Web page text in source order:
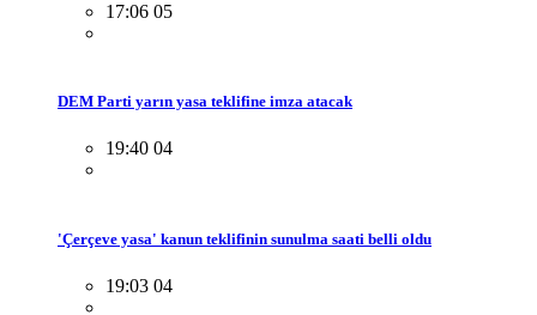
17:06 05
DEM Parti yarın yasa teklifine imza atacak
19:40 04
'Çerçeve yasa' kanun teklifinin sunulma saati belli oldu
19:03 04